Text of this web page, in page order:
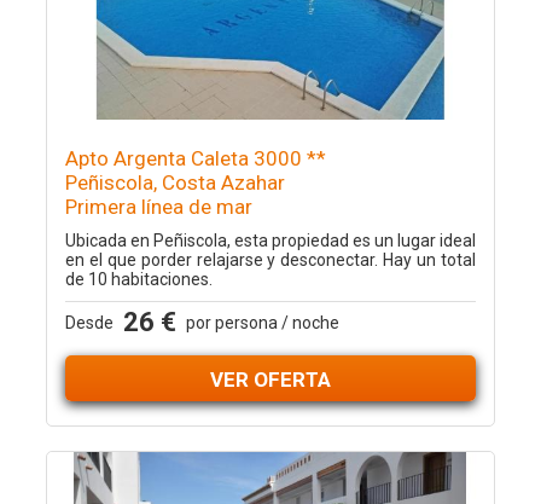
Apto Argenta Caleta 3000 **
Peñiscola, Costa Azahar
Primera línea de mar
Ubicada en Peñiscola, esta propiedad es un lugar ideal
en el que porder relajarse y desconectar. Hay un total
de 10 habitaciones.
Desde 26 € por persona / noche
VER OFERTA